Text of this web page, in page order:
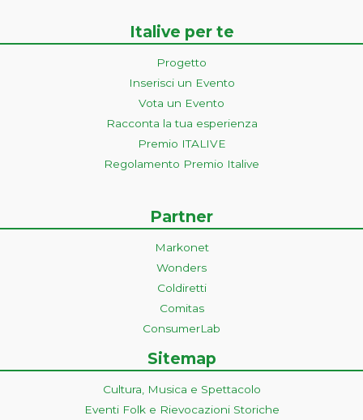
Italive per te
Progetto
Inserisci un Evento
Vota un Evento
Racconta la tua esperienza
Premio ITALIVE
Regolamento Premio Italive
Partner
Markonet
Wonders
Coldiretti
Comitas
ConsumerLab
Sitemap
Cultura, Musica e Spettacolo
Eventi Folk e Rievocazioni Storiche